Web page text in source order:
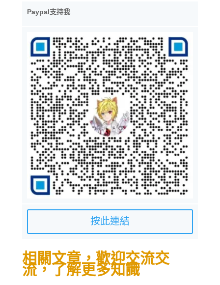
Paypal支持我
按此連結
相關文章，歡迎交流交
流，了解更多知識